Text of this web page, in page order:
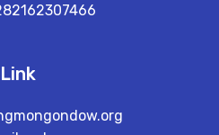
Link